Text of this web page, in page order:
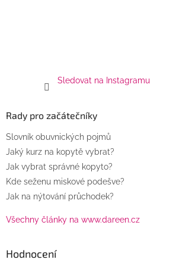
Sledovat na Instagramu
Rady pro začátečníky
Slovník obuvnických pojmů
Jaký kurz na kopytě vybrat?
Jak vybrat správné kopyto?
Kde seženu miskové podešve?
Jak na nýtování průchodek?
Všechny články na www.dareen.cz
Hodnocení